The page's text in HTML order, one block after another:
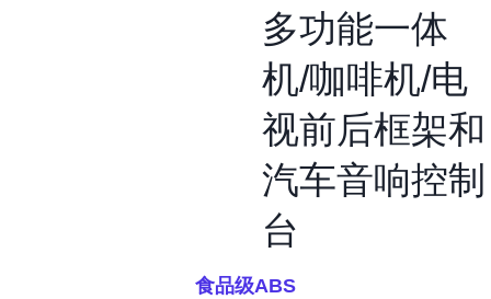
多功能一体
机/咖啡机/电
视前后框架和
汽车音响控制
台
食品级ABS